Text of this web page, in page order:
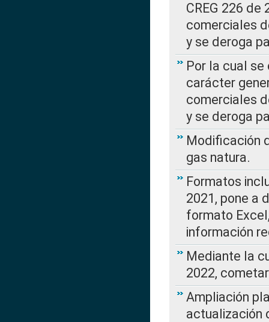
CREG 226
comerciales
y se deroga
Por la cual
carácter
comerciales
y se deroga
Modificación
gas natura.
Formatos
2021, pone a
formato
información
Mediante la
2022,
Ampliación
actualización